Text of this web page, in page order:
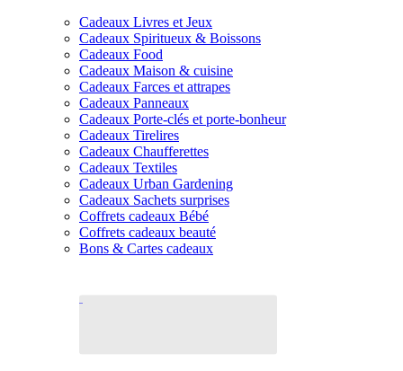
Cadeaux Livres et Jeux
Cadeaux Spiritueux & Boissons
Cadeaux Food
Cadeaux Maison & cuisine
Cadeaux Farces et attrapes
Cadeaux Panneaux
Cadeaux Porte-clés et porte-bonheur
Cadeaux Tirelires
Cadeaux Chaufferettes
Cadeaux Textiles
Cadeaux Urban Gardening
Cadeaux Sachets surprises
Coffrets cadeaux Bébé
Coffrets cadeaux beauté
Bons & Cartes cadeaux